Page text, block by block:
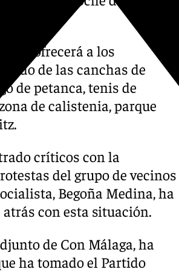
se ofrecerá a los
de las canchas de
de petanca, tenis de
de calistenia, parque
críticos con la
del grupo de vecinos
Begoña Medina, ha
con esta situación.
de Con Málaga, ha
ha tomado el Partido